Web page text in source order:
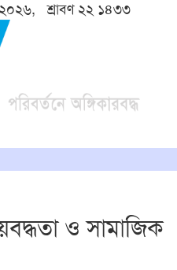
শ্রাবণ ২২ ১৪৩৩
ও সামাজিক